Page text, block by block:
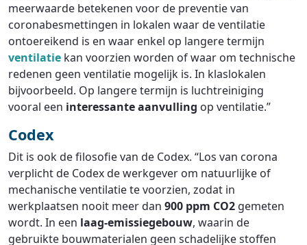
meerwaarde betekenen voor de preventie van
coronabesmettingen in lokalen waar de ventilatie
ontoereikend is en waar enkel op langere termijn
ventilatie kan voorzien worden of waar om technische
redenen geen ventilatie mogelijk is. In klaslokalen
bijvoorbeeld. Op langere termijn is luchtreiniging
vooral een interessante aanvulling op ventilatie.”
Codex
Dit is ook de filosofie van de Codex. “Los van corona
verplicht de Codex de werkgever om natuurlijke of
mechanische ventilatie te voorzien, zodat in
werkplaatsen nooit meer dan 900 ppm CO2 gemeten
wordt. In een laag-emissiegebouw, waarin de
gebruikte bouwmaterialen geen schadelijke stoffen